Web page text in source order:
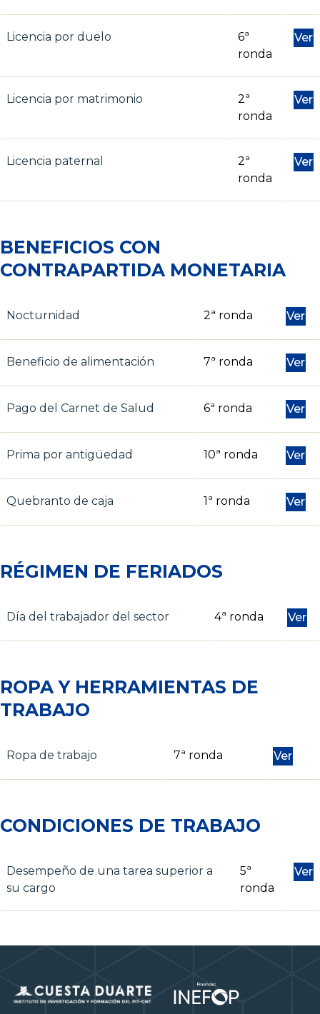
Licencia por duelo
6ª
ronda
Ver
Licencia por matrimonio
2ª
ronda
Ver
Licencia paternal
2ª
ronda
Ver
BENEFICIOS CON
CONTRAPARTIDA MONETARIA
Nocturnidad 2ª ronda Ver
Beneficio de alimentación 7ª ronda Ver
Pago del Carnet de Salud 6ª ronda Ver
Prima por antigüedad 10ª ronda Ver
Quebranto de caja 1ª ronda Ver
RÉGIMEN DE FERIADOS
Día del trabajador del sector 4ª ronda Ver
ROPA Y HERRAMIENTAS DE
TRABAJO
Ropa de trabajo 7ª ronda Ver
CONDICIONES DE TRABAJO
Desempeño de una tarea superior a
su cargo
5ª
ronda
Ver